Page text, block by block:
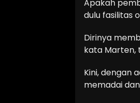
Apakah
dulu fasilitas
Dirinya
kata Marten,
Kini, dengan
memadai